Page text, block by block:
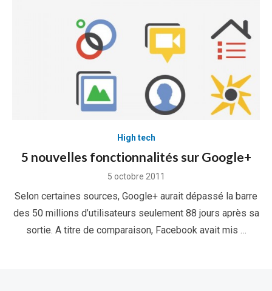
High tech
5 nouvelles fonctionnalités sur Google+
Posted
5 octobre 2011
Selon certaines sources, Google+ aurait dépassé la barre
des 50 millions d’utilisateurs seulement 88 jours après sa
sortie. A titre de comparaison, Facebook avait mis …